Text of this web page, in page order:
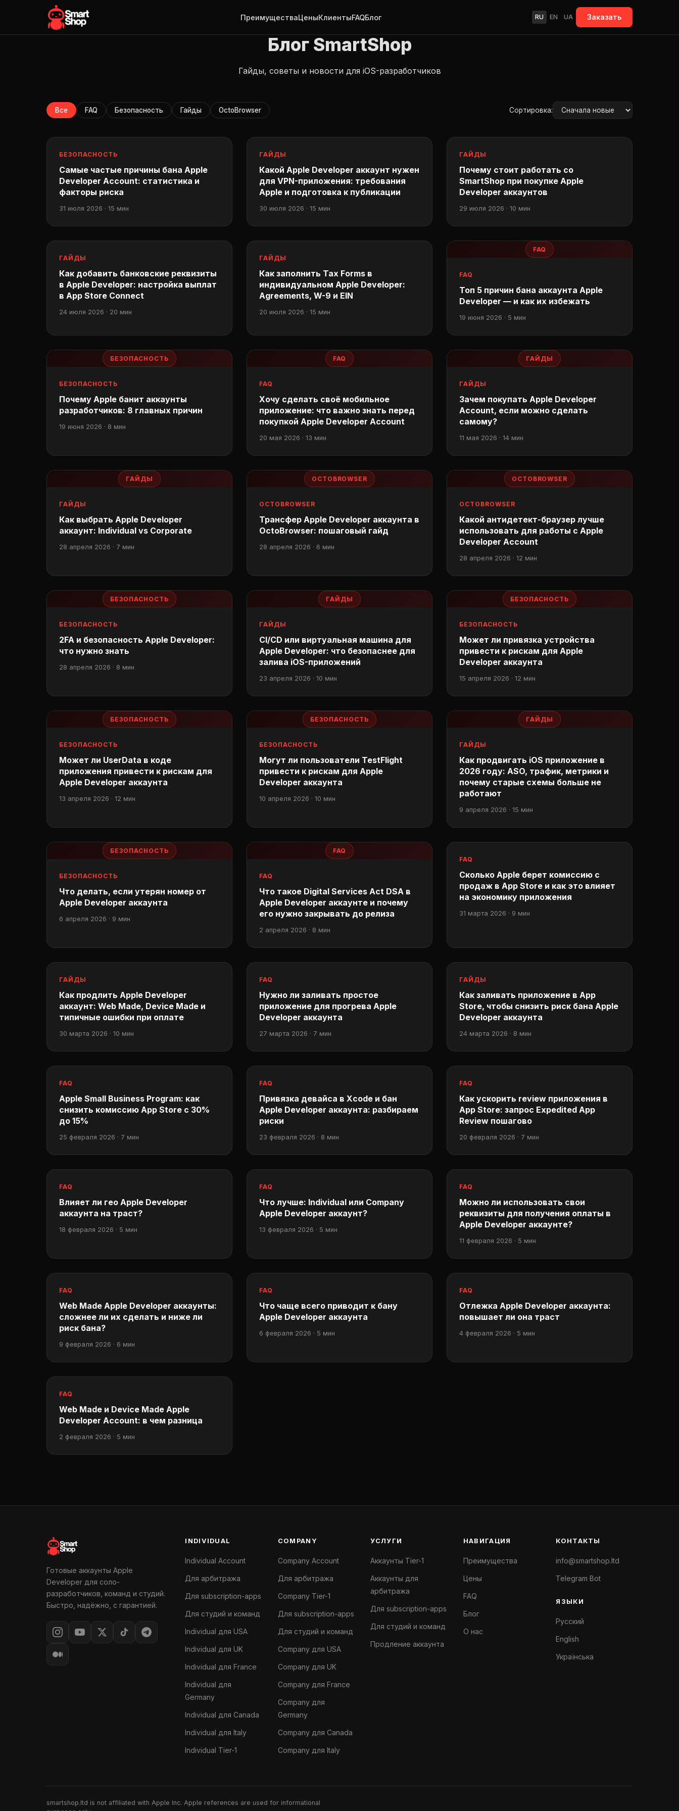
ПреимуществаЦеныКлиентыFAQБлог RU EN UA Заказать
Блог SmartShop
Гайды, советы и новости для iOS-разработчиков
Все FAQ Безопасность Гайды OctoBrowser Сортировка:
БЕЗОПАСНОСТЬ
Самые частые причины бана Apple
Developer Account: статистика и
факторы риска
31 июля 2026 · 15 мин
ГАЙДЫ
Какой Apple Developer аккаунт нужен
для VPN-приложения: требования
Apple и подготовка к публикации
30 июля 2026 · 15 мин
ГАЙДЫ
Почему стоит работать со
SmartShop при покупке Apple
Developer аккаунтов
29 июля 2026 · 10 мин
ГАЙДЫ
Как добавить банковские реквизиты
в Apple Developer: настройка выплат
в App Store Connect
24 июля 2026 · 20 мин
ГАЙДЫ
Как заполнить Tax Forms в
индивидуальном Apple Developer:
Agreements, W-9 и EIN
20 июля 2026 · 15 мин
FAQ
FAQ
Топ 5 причин бана аккаунта Apple
Developer — и как их избежать
19 июня 2026 · 5 мин
БЕЗОПАСНОСТЬ
БЕЗОПАСНОСТЬ
Почему Apple банит аккаунты
разработчиков: 8 главных причин
19 июня 2026 · 8 мин
FAQ
FAQ
Хочу сделать своё мобильное
приложение: что важно знать перед
покупкой Apple Developer Account
20 мая 2026 · 13 мин
ГАЙДЫ
ГАЙДЫ
Зачем покупать Apple Developer
Account, если можно сделать
самому?
11 мая 2026 · 14 мин
ГАЙДЫ
ГАЙДЫ
Как выбрать Apple Developer
аккаунт: Individual vs Corporate
28 апреля 2026 · 7 мин
OCTOBROWSER
OCTOBROWSER
Трансфер Apple Developer аккаунта в
OctoBrowser: пошаговый гайд
28 апреля 2026 · 6 мин
OCTOBROWSER
OCTOBROWSER
Какой антидетект-браузер лучше
использовать для работы с Apple
Developer Account
28 апреля 2026 · 12 мин
БЕЗОПАСНОСТЬ
БЕЗОПАСНОСТЬ
2FA и безопасность Apple Developer:
что нужно знать
28 апреля 2026 · 8 мин
ГАЙДЫ
ГАЙДЫ
CI/CD или виртуальная машина для
Apple Developer: что безопаснее для
залива iOS-приложений
23 апреля 2026 · 10 мин
БЕЗОПАСНОСТЬ
БЕЗОПАСНОСТЬ
Может ли привязка устройства
привести к рискам для Apple
Developer аккаунта
15 апреля 2026 · 12 мин
БЕЗОПАСНОСТЬ
БЕЗОПАСНОСТЬ
Может ли UserData в коде
приложения привести к рискам для
Apple Developer аккаунта
13 апреля 2026 · 12 мин
БЕЗОПАСНОСТЬ
БЕЗОПАСНОСТЬ
Могут ли пользователи TestFlight
привести к рискам для Apple
Developer аккаунта
10 апреля 2026 · 10 мин
ГАЙДЫ
ГАЙДЫ
Как продвигать iOS приложение в
2026 году: ASO, трафик, метрики и
почему старые схемы больше не
работают
9 апреля 2026 · 15 мин
БЕЗОПАСНОСТЬ
БЕЗОПАСНОСТЬ
Что делать, если утерян номер от
Apple Developer аккаунта
6 апреля 2026 · 9 мин
FAQ
FAQ
Что такое Digital Services Act DSA в
Apple Developer аккаунте и почему
его нужно закрывать до релиза
2 апреля 2026 · 8 мин
FAQ
Сколько Apple берет комиссию с
продаж в App Store и как это влияет
на экономику приложения
31 марта 2026 · 9 мин
ГАЙДЫ
Как продлить Apple Developer
аккаунт: Web Made, Device Made и
типичные ошибки при оплате
30 марта 2026 · 10 мин
FAQ
Нужно ли заливать простое
приложение для прогрева Apple
Developer аккаунта
27 марта 2026 · 7 мин
ГАЙДЫ
Как заливать приложение в App
Store, чтобы снизить риск бана Apple
Developer аккаунта
24 марта 2026 · 8 мин
FAQ
Apple Small Business Program: как
снизить комиссию App Store с 30%
до 15%
25 февраля 2026 · 7 мин
FAQ
Привязка девайса в Xcode и бан
Apple Developer аккаунта: разбираем
риски
23 февраля 2026 · 8 мин
FAQ
Как ускорить review приложения в
App Store: запрос Expedited App
Review пошагово
20 февраля 2026 · 7 мин
FAQ
Влияет ли гео Apple Developer
аккаунта на траст?
18 февраля 2026 · 5 мин
FAQ
Что лучше: Individual или Company
Apple Developer аккаунт?
13 февраля 2026 · 5 мин
FAQ
Можно ли использовать свои
реквизиты для получения оплаты в
Apple Developer аккаунте?
11 февраля 2026 · 5 мин
FAQ
Web Made Apple Developer аккаунты:
сложнее ли их сделать и ниже ли
риск бана?
9 февраля 2026 · 6 мин
FAQ
Что чаще всего приводит к бану
Apple Developer аккаунта
6 февраля 2026 · 5 мин
FAQ
Отлежка Apple Developer аккаунта:
повышает ли она траст
4 февраля 2026 · 5 мин
FAQ
Web Made и Device Made Apple
Developer Account: в чем разница
2 февраля 2026 · 5 мин
Готовые аккаунты Apple
Developer для соло-
разработчиков, команд и студий.
Быстро, надёжно, с гарантией.
INDIVIDUAL
Individual Account
Для арбитража
Для subscription-apps
Для студий и команд
Individual для USA
Individual для UK
Individual для France
Individual для
Germany
Individual для Canada
Individual для Italy
Individual Tier-1
COMPANY
Company Account
Для арбитража
Company Tier-1
Для subscription-apps
Для студий и команд
Company для USA
Company для UK
Company для France
Company для
Germany
Company для Canada
Company для Italy
УСЛУГИ
Аккаунты Tier-1
Аккаунты для
арбитража
Для subscription-apps
Для студий и команд
Продление аккаунта
НАВИГАЦИЯ
Преимущества
Цены
FAQ
Блог
О нас
КОНТАКТЫ
info@smartshop.ltd
Telegram Bot
ЯЗЫКИ
Русский
English
Українська
smartshop.ltd is not affiliated with Apple Inc. Apple references are used for informational